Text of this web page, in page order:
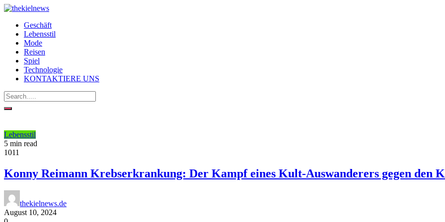
Geschäft
Lebensstil
Mode
Reisen
Spiel
Technologie
KONTAKTIERE UNS
Lebensstil
5 min read
1011
Konny Reimann Krebserkrankung: Der Kampf eines Kult-Auswanderers gegen den
thekielnews.de
August 10, 2024